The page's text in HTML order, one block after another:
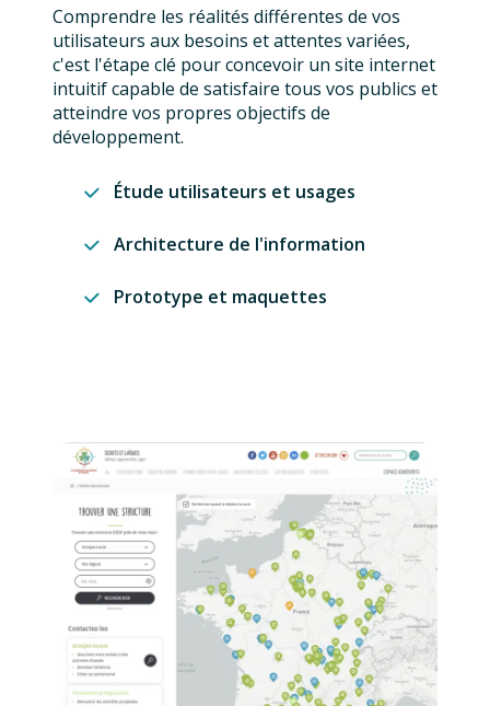
Comprendre les réalités différentes de vos
utilisateurs aux besoins et attentes variées,
c'est l'étape clé pour concevoir un site internet
intuitif capable de satisfaire tous vos publics et
atteindre vos propres objectifs de
développement.
Étude utilisateurs et usages
Architecture de l'information
Prototype et maquettes